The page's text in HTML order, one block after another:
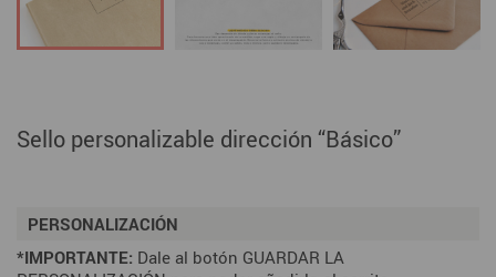
Sello personalizable dirección “Básico”
PERSONALIZACIÓN
*IMPORTANTE: Dale al botón GUARDAR LA